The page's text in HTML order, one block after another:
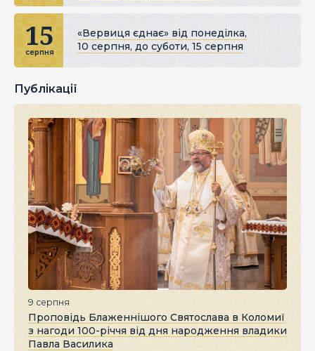
15
серпня
«Вервиця єднає» від понеділка,
10 серпня, до суботи, 15 серпня
Публікації
9 серпня
Проповідь Блаженнішого Святослава в Коломиї
з нагоди 100-річчя від дня народження владики
Павла Василика